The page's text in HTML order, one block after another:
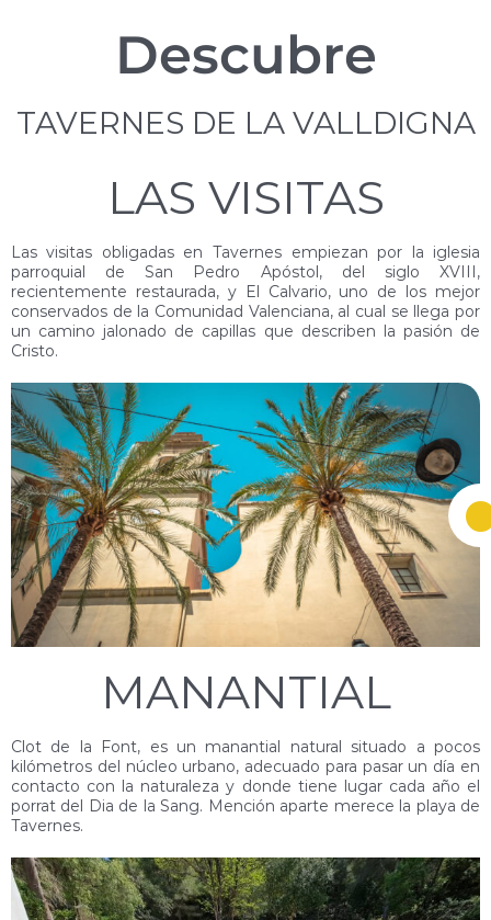
Descubre
TAVERNES DE LA VALLDIGNA
LAS VISITAS
Las visitas obligadas en Tavernes empiezan por la iglesia
parroquial de San Pedro Apóstol, del siglo XVIII,
recientemente restaurada, y El Calvario, uno de los mejor
conservados de la Comunidad Valenciana, al cual se llega por
un camino jalonado de capillas que describen la pasión de
Cristo.
MANANTIAL
Clot de la Font, es un manantial natural situado a pocos
kilómetros del núcleo urbano, adecuado para pasar un día en
contacto con la naturaleza y donde tiene lugar cada año el
porrat del Dia de la Sang. Mención aparte merece la playa de
Tavernes.